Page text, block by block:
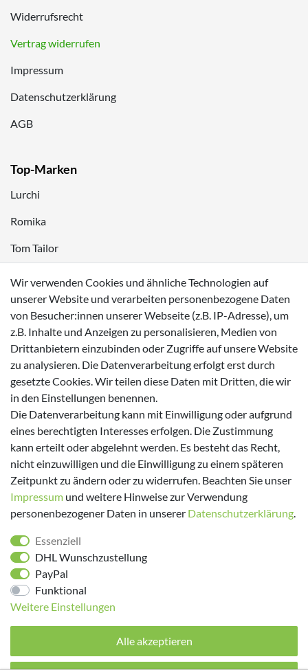
Widerrufsrecht
Vertrag widerrufen
Impressum
Datenschutzerklärung
AGB
Top-Marken
Lurchi
Romika
Tom Tailor
Zahlungsmöglichkeiten
Versanddienstleister
Folge uns!
© 2026 made by Supremo | Alle Rechte vorbehalten.
Wir verwenden Cookies und ähnliche Technologien auf
unserer Website und verarbeiten personenbezogene Daten
von Besucher:innen unserer Webseite (z.B. IP-Adresse), um
z.B. Inhalte und Anzeigen zu personalisieren, Medien von
Drittanbietern einzubinden oder Zugriffe auf unsere Website
zu analysieren. Die Datenverarbeitung erfolgt erst durch
gesetzte Cookies. Wir teilen diese Daten mit Dritten, die wir
in den Einstellungen benennen.
Die Datenverarbeitung kann mit Einwilligung oder aufgrund
eines berechtigten Interesses erfolgen. Die Zustimmung
kann erteilt oder abgelehnt werden. Es besteht das Recht,
nicht einzuwilligen und die Einwilligung zu einem späteren
Zeitpunkt zu ändern oder zu widerrufen. Beachten Sie unser
Impressum und weitere Hinweise zur Verwendung
personenbezogener Daten in unserer Daten­schutz­erklärung.
Essenziell
DHL Wunschzustellung
PayPal
Funktional
Weitere Einstellungen
Alle akzeptieren